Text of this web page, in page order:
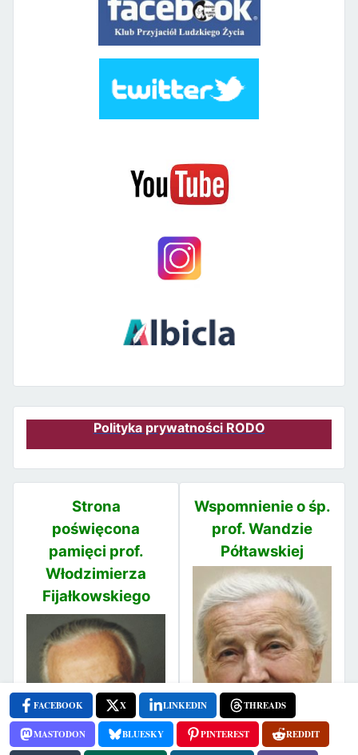
FACEBOOK X LINKEDIN THREADS
MASTODON BLUESKY PINTEREST REDDIT
Polityka prywatności RODO
Strona
poświęcona
pamięci prof.
Włodzimierza
Fijałkowskiego
Wspomnienie o śp.
prof. Wandzie
Półtawskiej